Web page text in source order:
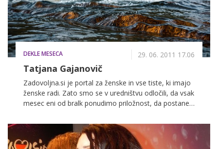
DEKLE MESECA 29. 06. 2011 17.06
Tatjana Gajanovič
Zadovoljna.si je portal za ženske in vse tiste, ki imajo
ženske radi. Zato smo se v uredništvu odločili, da vsak
mesec eni od bralk ponudimo priložnost, da postane
na naš portal. Vsako dekle, ki se bo prijavilo, bomo na
kratko predstavili, o zmagovalki pa bodo odločili
bralke in bralci.